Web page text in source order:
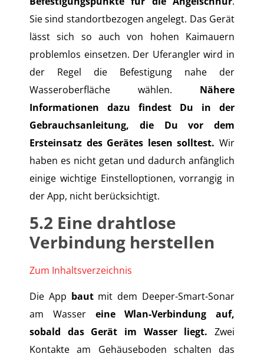
Sie sind standortbezogen angelegt. Das Gerät
lässt sich so auch von hohen Kaimauern
problemlos einsetzen. Der Uferangler wird in
der Regel die Befestigung nahe der
Wasseroberfläche wählen. Nähere
Informationen dazu findest Du in der
Gebrauchsanleitung, die Du vor dem
Ersteinsatz des Gerätes lesen solltest. Wir
haben es nicht getan und dadurch anfänglich
einige wichtige Einstelloptionen, vorrangig in
der App, nicht berücksichtigt.
5.2 Eine drahtlose
Verbindung herstellen
Zum Inhaltsverzeichnis
Die App bautmit dem Deeper-Smart-Sonar
am Wasser eine Wlan-Verbindung auf,
sobald das Gerät im Wasser liegt. Zwei
Kontakte am Gehäuseboden schalten das